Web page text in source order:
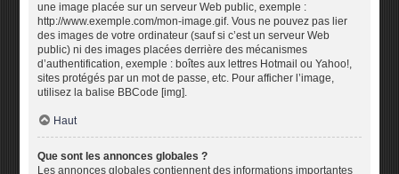
une image placée sur un serveur Web public, exemple :
http://www.exemple.com/mon-image.gif. Vous ne pouvez pas lier
des images de votre ordinateur (sauf si c’est un serveur Web
public) ni des images placées derrière des mécanismes
d’authentification, exemple : boîtes aux lettres Hotmail ou Yahoo!,
sites protégés par un mot de passe, etc. Pour afficher l’image,
utilisez la balise BBCode [img].
Haut
Que sont les annonces globales ?
Les annonces globales contiennent des informations importantes